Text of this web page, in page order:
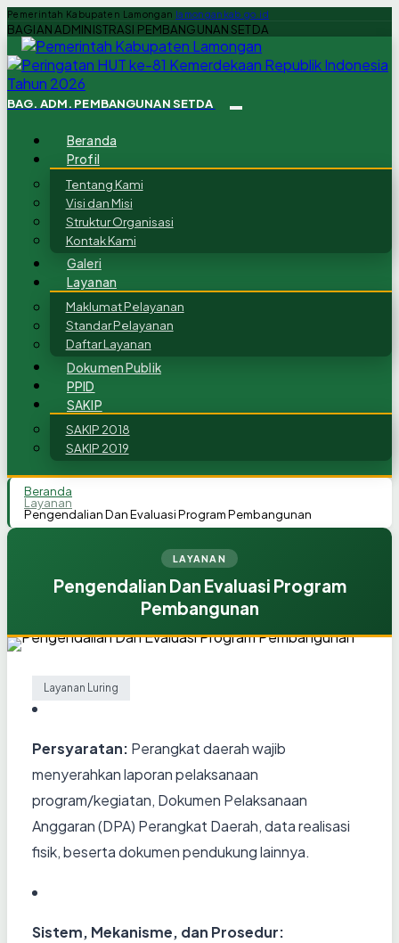
Pemerintah Kabupaten Lamongan lamongankab.go.id
BAGIAN ADMINISTRASI PEMBANGUNAN SETDA
BAG. ADM. PEMBANGUNAN SETDA
Beranda
Profil
Tentang Kami
Visi dan Misi
Struktur Organisasi
Kontak Kami
Galeri
Layanan
Maklumat Pelayanan
Standar Pelayanan
Daftar Layanan
Dokumen Publik
PPID
SAKIP
SAKIP 2018
SAKIP 2019
Beranda
Layanan
Pengendalian Dan Evaluasi Program Pembangunan
LAYANAN
Pengendalian Dan Evaluasi Program
Pembangunan
Layanan Luring
Persyaratan: Perangkat daerah wajib
menyerahkan laporan pelaksanaan
program/kegiatan, Dokumen Pelaksanaan
Anggaran (DPA) Perangkat Daerah, data realisasi
fisik, beserta dokumen pendukung lainnya.
Sistem, Mekanisme, dan Prosedur: